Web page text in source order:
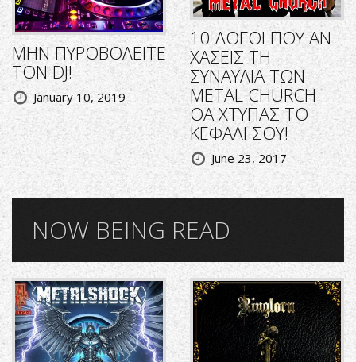
ΜΗΝ ΠΥΡΟΒΟΛΕΙΤΕ
ΤΟΝ DJ!
January 10, 2019
10 ΛΟΓΟΙ ΠΟΥ ΑΝ
ΧΑΣΕΙΣ ΤΗ
ΣΥΝΑΥΛΙΑ ΤΩΝ
METAL CHURCH
ΘΑ ΧΤΥΠΑΣ ΤΟ
ΚΕΦΑΛΙ ΣΟΥ!
June 23, 2017
NOW BEING READ